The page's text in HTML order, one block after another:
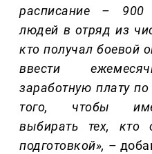
расписание – 900
людей в отряд из
кто получал боевой
ввести
заработную плату
того, чтобы
выбирать тех, кто
подготовкой», –